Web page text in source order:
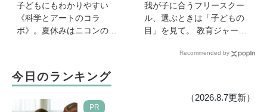
子どもにもわかりやすい
《科学とアートのコラ
ボ》。夏休みはニコンの特
我が子に合うフリースクー
ル、選ぶときは「子どもの
目」を見て。 教育ジャーナ
が提唱する見極めの視点と
Recommended by
今日のランキング
（2026.8.7更新）
PR